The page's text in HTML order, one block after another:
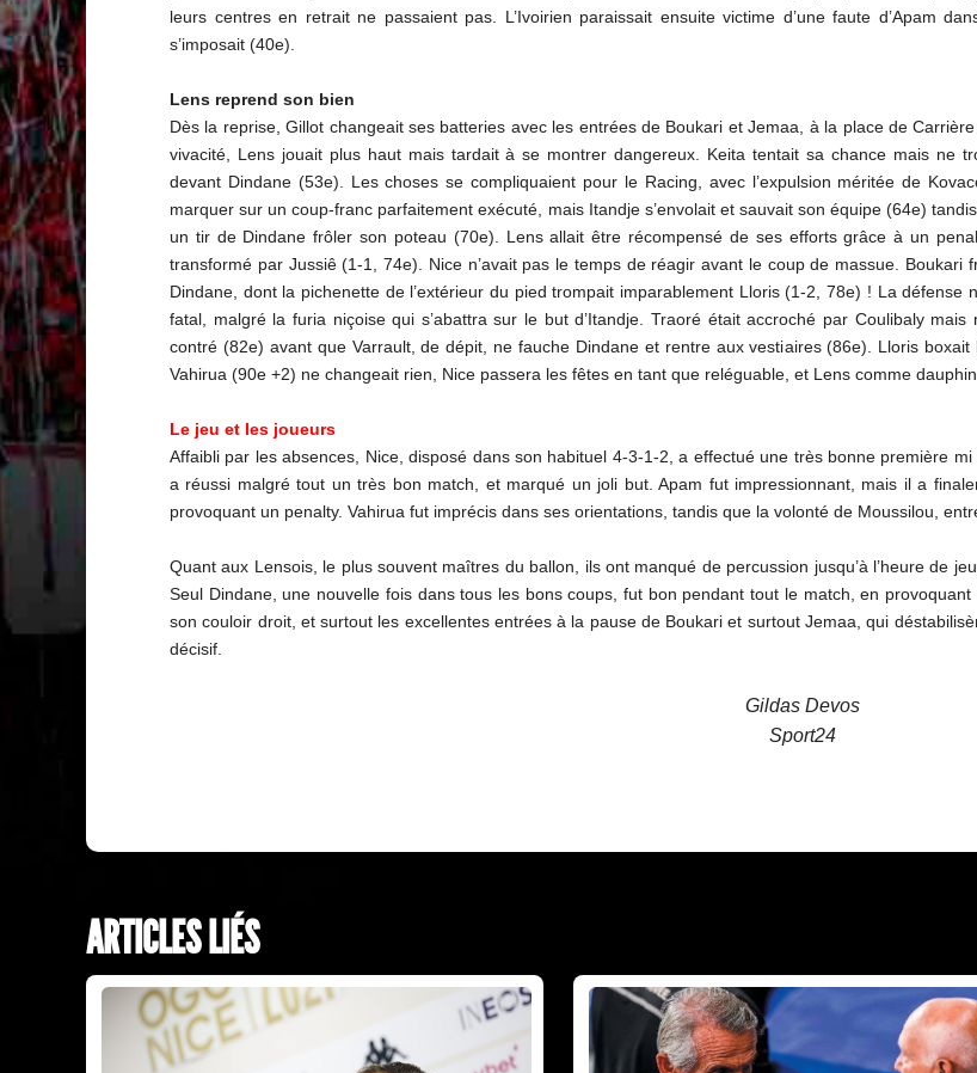
leurs centres en retrait ne passaient pas. L’Ivoirien paraissait ensuite victime d’une faute d’Apam
s’imposait (40e).
Lens reprend son bien
Dès la reprise, Gillot changeait ses batteries avec les entrées de Boukari et Jemaa, à la place de
vivacité, Lens jouait plus haut mais tardait à se montrer dangereux. Keita tentait sa chance mais ne
devant Dindane (53e). Les choses se compliquaient pour le Racing, avec l’expulsion méritée de
marquer sur un coup-franc parfaitement exécuté, mais Itandje s’envolait et sauvait son équipe (64e)
un tir de Dindane frôler son poteau (70e). Lens allait être récompensé de ses efforts grâce à un
transformé par Jussiê (1-1, 74e). Nice n’avait pas le temps de réagir avant le coup de massue.
Dindane, dont la pichenette de l’extérieur du pied trompait imparablement Lloris (1-2, 78e) ! La
fatal, malgré la furia niçoise qui s’abattra sur le but d’Itandje. Traoré était accroché par Coulibaly
contré (82e) avant que Varrault, de dépit, ne fauche Dindane et rentre aux vestiaires (86e). Lloris
Vahirua (90e +2) ne changeait rien, Nice passera les fêtes en tant que reléguable, et Lens comme
Le jeu et les joueurs
Affaibli par les absences, Nice, disposé dans son habituel 4-3-1-2, a effectué une très bonne première
a réussi malgré tout un très bon match, et marqué un joli but. Apam fut impressionnant, mais il a
provoquant un penalty. Vahirua fut imprécis dans ses orientations, tandis que la volonté de Moussilou,
Quant aux Lensois, le plus souvent maîtres du ballon, ils ont manqué de percussion jusqu’à l’heure de
Seul Dindane, une nouvelle fois dans tous les bons coups, fut bon pendant tout le match, en
son couloir droit, et surtout les excellentes entrées à la pause de Boukari et surtout Jemaa, qui
décisif.
Gildas Devos
Sport24
ARTICLES LIÉS